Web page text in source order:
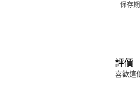
保存
評價
喜歡這